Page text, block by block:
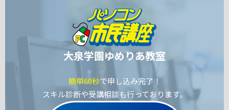
大泉学園ゆめりあ教室
簡単60秒で申し込み完了！
スキル診断や受講相談も行っております。